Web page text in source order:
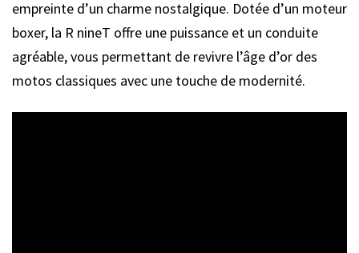
empreinte d’un charme nostalgique. Dotée d’un moteur
boxer, la R nineT offre une puissance et un conduite
agréable, vous permettant de revivre l’âge d’or des
motos classiques avec une touche de modernité.